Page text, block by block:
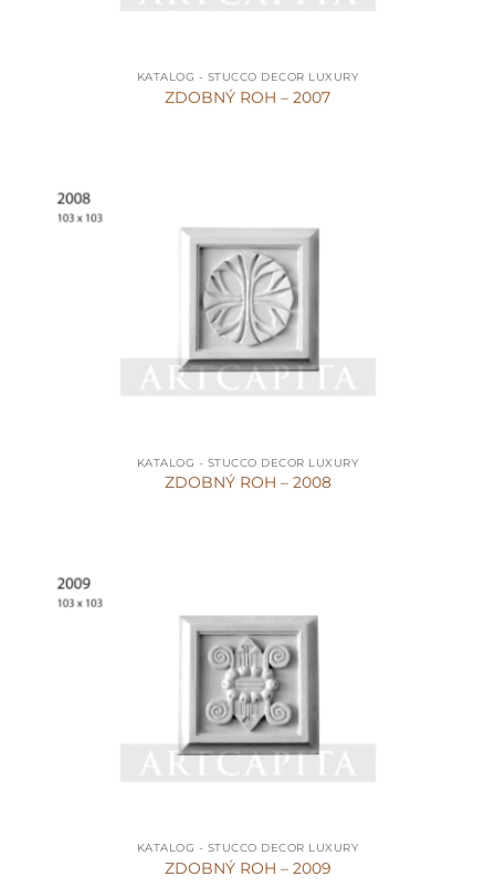
KATALOG - STUCCO DECOR LUXURY
ZDOBNÝ ROH – 2007
KATALOG - STUCCO DECOR LUXURY
ZDOBNÝ ROH – 2008
KATALOG - STUCCO DECOR LUXURY
ZDOBNÝ ROH – 2009